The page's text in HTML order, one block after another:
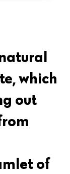
which
out
of